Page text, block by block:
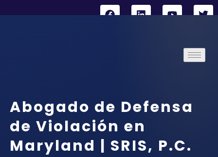
Abogado de Defensa
de Violación en
Maryland | SRIS, P.C.